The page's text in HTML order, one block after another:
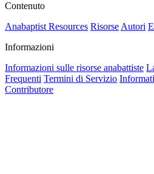
Contenuto
Anabaptist Resources Risorse Autori
Informazioni
Informazioni sulle risorse anabattiste
Frequenti Termini di Servizio
Contributore